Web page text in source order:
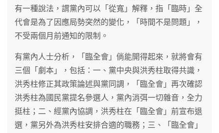
有一種說法，謂黨內可以「從寬」解釋，指「臨時」全
代會是為了因應局勢突然的變化，「時間不是問題」，
不受兩個月前通知的限制。
有黨內人士分析，「臨全會」倘能開得起來，就將會有
三個「劇本」，包括：一、黨中央與洪秀柱取得共識，
洪秀柱修正其政策論述與黨同調，「臨全會」再次確認
洪秀柱為國民黨提名參選人，黨內消弭一切雜音，全力
挺柱；二、經黨內協調，洪秀柱在「臨全會」前宣布退
選，黨另外為洪秀柱安排合適的職務；三、「臨全會」